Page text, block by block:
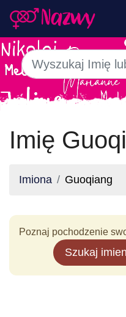
Imię
Imiona Guoqiang
Poznaj pochodzenie
Szukaj